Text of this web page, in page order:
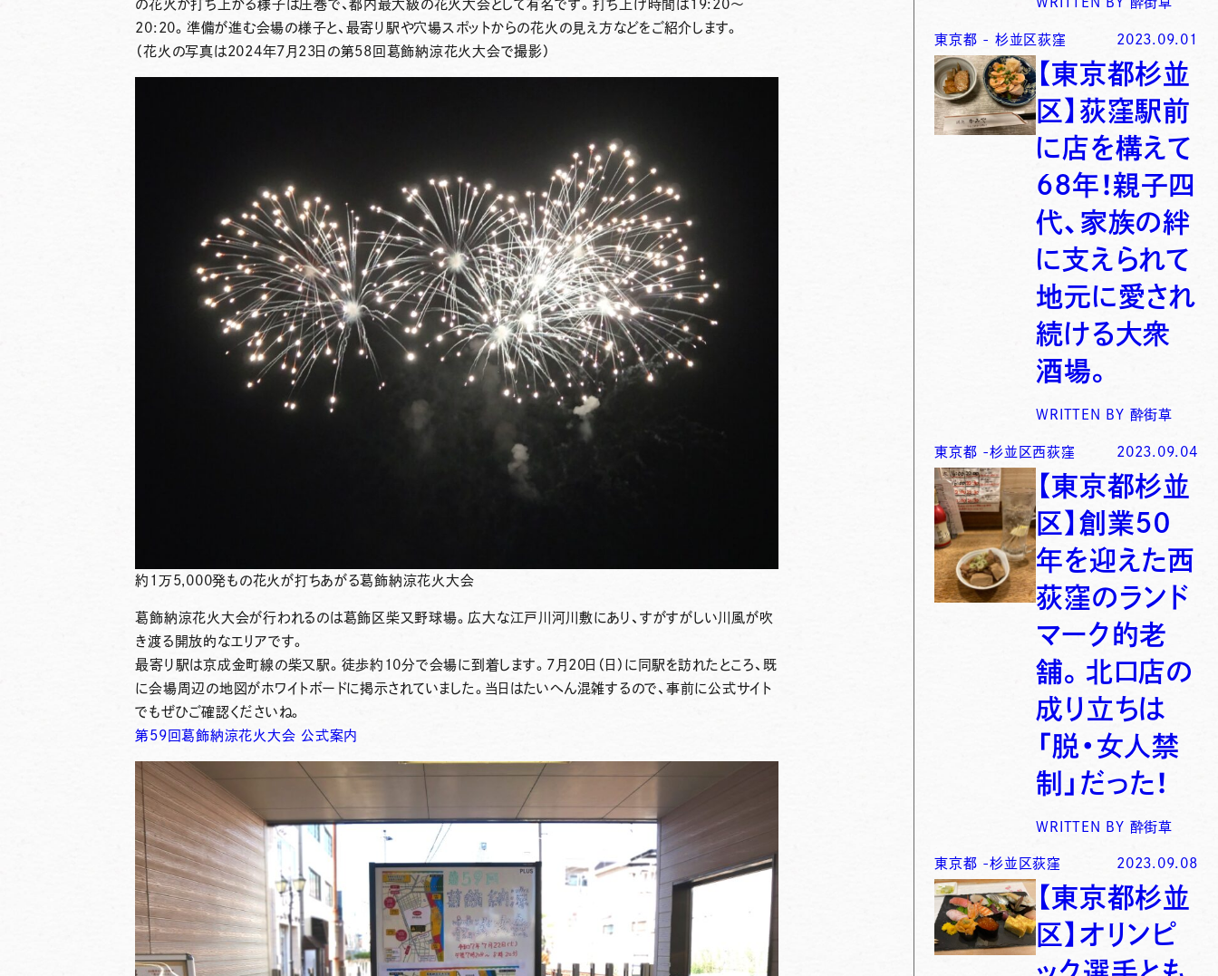
の花火が打ち上がる様子は圧巻で、都内最大級の花火大会として有名です。打ち上げ時間は 19:20～
20:20。準備が進む会場の様子と、最寄り駅や穴場スポットからの花火の見え方などをご紹介します。
（花火の写真は2024年7月23日の第58回葛飾納涼花火大会で撮影）
約1万5,000発もの花火が打ちあがる葛飾納涼花火大会
葛飾納涼花火大会が行われるのは葛飾区柴又野球場。広大な江戸川河川敷にあり、すがすがしい川風が吹
き渡る開放的なエリアです。
最寄り駅は京成金町線の柴又駅。徒歩約10分で会場に到着します。7月20日（日）に同駅を訪れたところ、既
に会場周辺の地図がホワイトボードに掲示されていました。当日はたいへん混雑するので、事前に公式サイト
でもぜひご確認くださいね。
第59回葛飾納涼花火大会 公式案内
WRITTEN BY 酔街草
東京都 - 杉並区荻窪 2023.09.01
【東京都杉並
区】荻窪駅前
に店を構えて
６８年！親子四
代、家族の絆
に支えられて
地元に愛され
続ける大衆
酒場。
WRITTEN BY 酔街草
東京都 -杉並区西荻窪 2023.09.04
【東京都杉並
区】創業５０
年を迎えた西
荻窪のランド
マーク的老
舗。北口店の
成り立ちは
「脱・女人禁
制」だった！
WRITTEN BY 酔街草
東京都 -杉並区荻窪 2023.09.08
【東京都杉並
区】オリンピ